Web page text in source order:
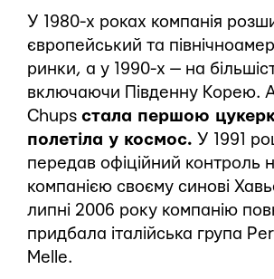
У 1980-х роках компанія
європейський та
ринки, а у 1990-х — на
включаючи Південну Корею.
Chups стала першою
полетіла у космос. У 1991
передав офіційний контроль
компанією своєму синові
липні 2006 року компанію
придбала італійська група
Melle.